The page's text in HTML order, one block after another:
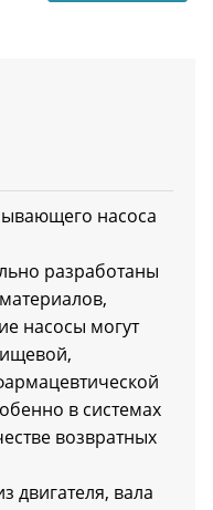
насоса
разработаны
насосы могут
в системах
возвратных
двигателя, вала